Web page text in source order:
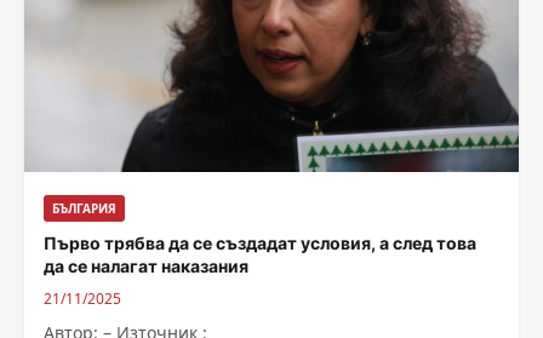
БЪЛГАРИЯ
Първо трябва да се създадат условия, а след това
да се налагат наказания
21/11/2025
Автор: – Източник :